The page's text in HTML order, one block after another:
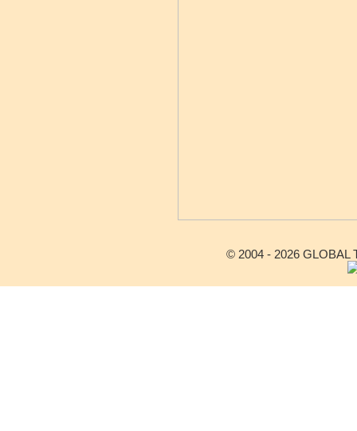
© 2004 - 2026 GLOBAL